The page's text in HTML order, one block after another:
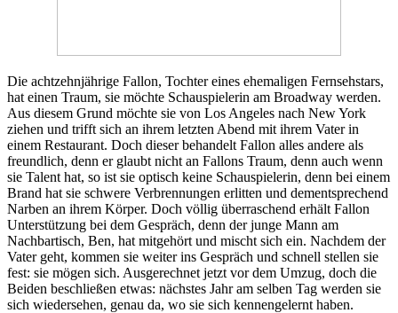
Die achtzehnjährige Fallon, Tochter eines ehemaligen Fernsehstars,
hat einen Traum, sie möchte Schauspielerin am Broadway werden.
Aus diesem Grund möchte sie von Los Angeles nach New York
ziehen und trifft sich an ihrem letzten Abend mit ihrem Vater in
einem Restaurant. Doch dieser behandelt Fallon alles andere als
freundlich, denn er glaubt nicht an Fallons Traum, denn auch wenn
sie Talent hat, so ist sie optisch keine Schauspielerin, denn bei einem
Brand hat sie schwere Verbrennungen erlitten und dementsprechend
Narben an ihrem Körper. Doch völlig überraschend erhält Fallon
Unterstützung bei dem Gespräch, denn der junge Mann am
Nachbartisch, Ben, hat mitgehört und mischt sich ein. Nachdem der
Vater geht, kommen sie weiter ins Gespräch und schnell stellen sie
fest: sie mögen sich. Ausgerechnet jetzt vor dem Umzug, doch die
Beiden beschließen etwas: nächstes Jahr am selben Tag werden sie
sich wiedersehen, genau da, wo sie sich kennengelernt haben.